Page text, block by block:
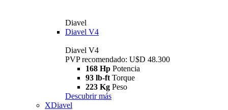
Diavel
Diavel V4
Diavel V4
PVP recomendado: U$D 48.300
168 Hp Potencia
93 lb-ft Torque
223 Kg Peso
Descubrir más
XDiavel